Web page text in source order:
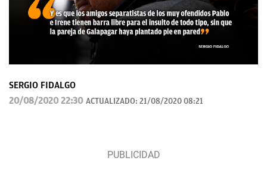
SERGIO FIDALGO
20/08/2020 22:30 ACTUALIZADO: 21/08/2020 08:21